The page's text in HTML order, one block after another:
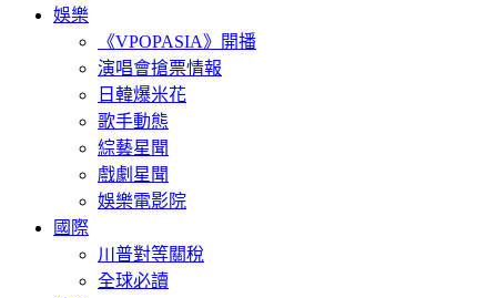
娛樂
《VPOPASIA》開播
演唱會搶票情報
日韓爆米花
歌手動態
綜藝星聞
戲劇星聞
娛樂電影院
國際
川普對等關稅
全球必讀